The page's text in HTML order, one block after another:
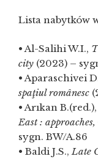
Lista nabytków
• Al-Salihi W.I.,
city (2023) –
• Aparaschivei
spaţiul românesc
• Arıkan B.(red.),
East :
sygn. BW/A.86
• Baldi J.S., Late